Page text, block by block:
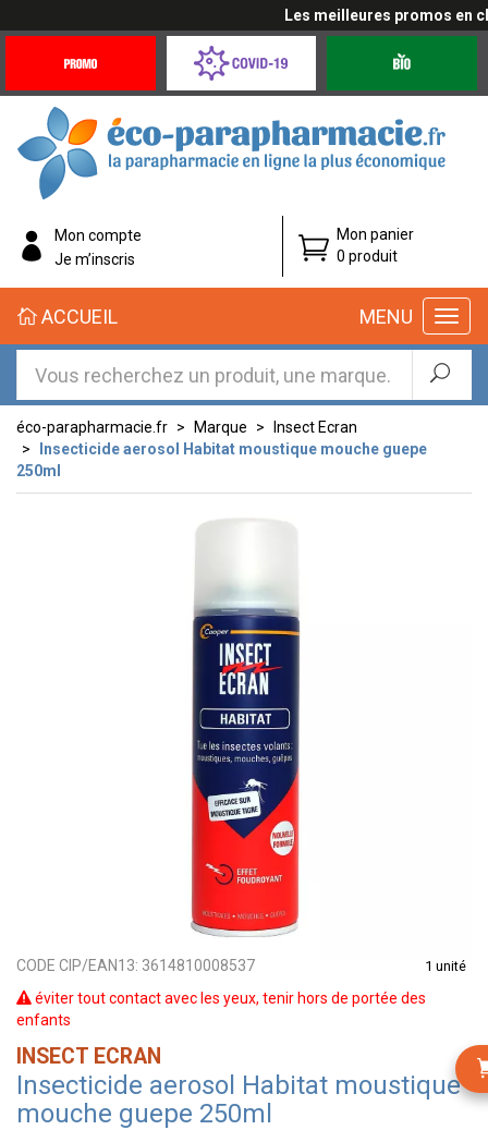
Les meilleures promos en
Offres
Coronavirus
éco-
parapharmacie.fr
éco-
parapharmacie.fr
Mon compte
Je m’inscris
Mon panier
0 produit
MENU
ACCUEIL
éco-parapharmacie.fr Marque
Insect Ecran
Insecticide aerosol Habitat moustique mouche guepe
250ml
CODE CIP/EAN13: 3614810008537 1 unité
éviter tout contact avec les yeux, tenir hors de portée des
enfants
INSECT ECRAN
Insecticide aerosol Habitat moustique
mouche guepe 250ml